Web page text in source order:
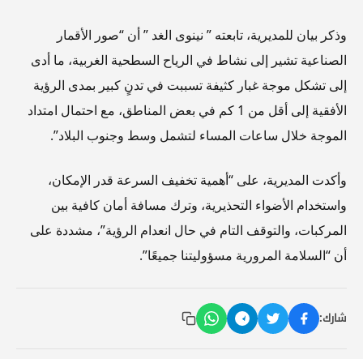
وذكر بيان للمديرية، تابعته ” نينوى الغد ” أن “صور الأقمار
الصناعية تشير إلى نشاط في الرياح السطحية الغربية، ما أدى
إلى تشكل موجة غبار كثيفة تسببت في تدنٍ كبير بمدى الرؤية
الأفقية إلى أقل من 1 كم في بعض المناطق، مع احتمال امتداد
الموجة خلال ساعات المساء لتشمل وسط وجنوب البلاد”.
وأكدت المديرية، على “أهمية تخفيف السرعة قدر الإمكان،
واستخدام الأضواء التحذيرية، وترك مسافة أمان كافية بين
المركبات، والتوقف التام في حال انعدام الرؤية”، مشددة على
أن “السلامة المرورية مسؤوليتنا جميعًا”.
شارك: